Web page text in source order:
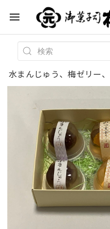
水まんじゅう、梅ゼリー